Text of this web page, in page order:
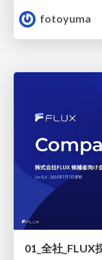
fotoyuma
01_全社_FLUX